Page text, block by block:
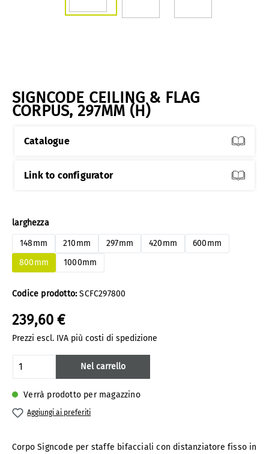
SIGNCODE CEILING & FLAG
CORPUS, 297MM (H)
Catalogue
Link to configurator
Codice prodotto:SCFC297800
239,60 €
Prezzi escl. IVA più costi di spedizione
Verrà prodotto per magazzino
Seleziona
larghezza
148mm
210mm 297mm 420mm
600mm
800mm
1000mm
Quantità del prodotto: inserisci la
Nel carrello
Aggiungi ai preferiti
Corpo Signcode per staffe bifacciali con distanziatore fisso in